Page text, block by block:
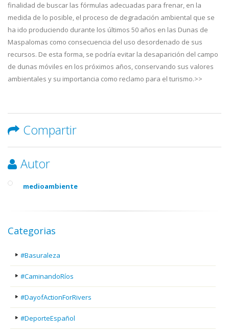
finalidad de buscar las fórmulas adecuadas para frenar, en la
medida de lo posible, el proceso de degradación ambiental que se
ha ido produciendo durante los últimos 50 años en las Dunas de
Maspalomas como consecuencia del uso desordenado de sus
recursos. De esta forma, se podría evitar la desaparición del campo
de dunas móviles en los próximos años, conservando sus valores
ambientales y su importancia como reclamo para el turismo.>>
Compartir
Autor
medioambiente
Categorias
#Basuraleza
#CaminandoRíos
#DayofActionForRivers
#DeporteEspañol